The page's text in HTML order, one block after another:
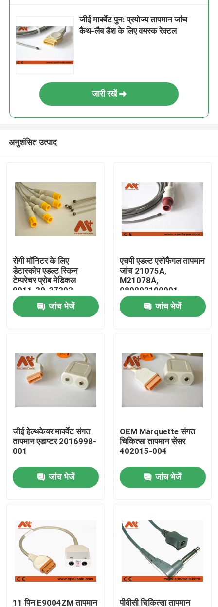
उत्पाद
हमारे बारे में
गुणवत्ता नियंत्रण
हमसे संपर्क करें
ईसीजी रोगी केबल
रोगी मॉनिटर केबल
पुन: प्रयोज्य खराब 2 सेंसर
जीई मार्क्वेट पुन: प्रयोज्य तापमान जांच
कैथ-लैब डैश के लिए वयस्क रेक्टल
जारी रखें
अनुशंसित उत्पाद
रोगी मॉनिटर के लिए
डेटास्कोप एडल्ट स्किन
टेम्परेचर प्रोब मेडिकल
0011-30-37393
जांच भेजें
एचपी एडल्ट एसोफैगल तापमान
जांच 21075A,
M21078A,
989803100901,
989803203581
जांच भेजें
जीई हेल्थकेयर मार्क्वेट संगत
तापमान एडाप्टर 2016998-
001
जांच भेजें
OEM Marquette संगत
चिकित्सा तापमान सेंसर
402015-004
जांच भेजें
11 पिन E9004ZM तापमान पीवीसी चिकित्सा तापमान